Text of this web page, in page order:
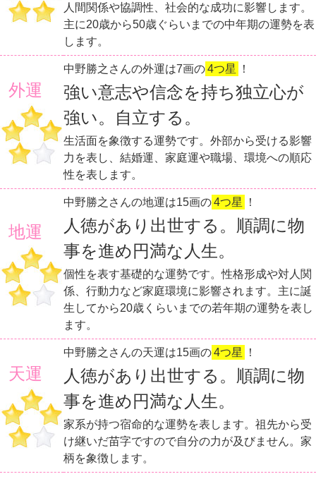
人間関係や協調性、社会的な成功に影響します。
主に20歳から50歳ぐらいまでの中年期の運勢を表
します。
外運
中野勝之さんの外運は7画の4つ星 ！
強い意志や信念を持ち独立心が
強い。自立する。
生活面を象徴する運勢です。外部から受ける影響
力を表し、結婚運、家庭運や職場、環境への順応
性を表します。
地運
中野勝之さんの地運は15画の4つ星 ！
人徳があり出世する。順調に物
事を進め円満な人生。
個性を表す基礎的な運勢です。性格形成や対人関
係、行動力など家庭環境に影響されます。主に誕
生してから20歳くらいまでの若年期の運勢を表し
ます。
天運
中野勝之さんの天運は15画の4つ星 ！
人徳があり出世する。順調に物
事を進め円満な人生。
家系が持つ宿命的な運勢を表します。祖先から受
け継いだ苗字ですので自分の力が及びません。家
柄を象徴します。